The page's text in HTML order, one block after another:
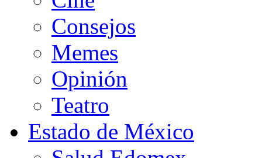
Consejos
Memes
Opinión
Teatro
Estado de México